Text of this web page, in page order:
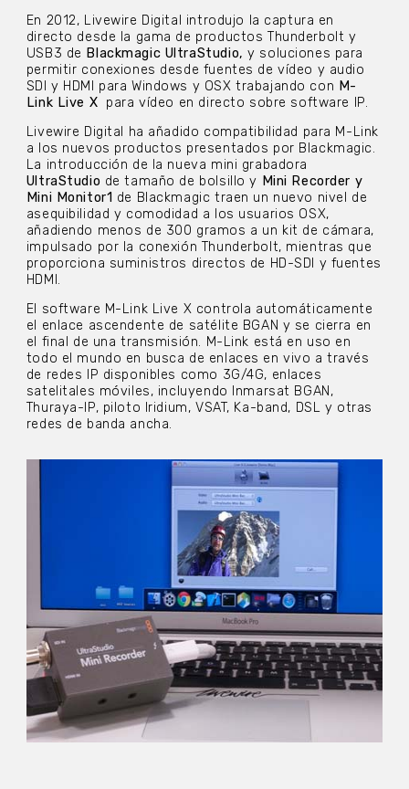
En 2012, Livewire Digital introdujo la captura en
directo desde la gama de productos Thunderbolt y
USB3 de Blackmagic UltraStudio, y soluciones para
permitir conexiones desde fuentes de vídeo y audio
SDI y HDMI para Windows y OSX trabajando con M-
Link Live X para vídeo en directo sobre software IP.
Livewire Digital ha añadido compatibilidad para M-Link
a los nuevos productos presentados por Blackmagic.
La introducción de la nueva mini grabadora
UltraStudio de tamaño de bolsillo y Mini Recorder y
Mini Monitor1 de Blackmagic traen un nuevo nivel de
asequibilidad y comodidad a los usuarios OSX,
añadiendo menos de 300 gramos a un kit de cámara,
impulsado por la conexión Thunderbolt, mientras que
proporciona suministros directos de HD-SDI y fuentes
HDMI.
El software M-Link Live X controla automáticamente
el enlace ascendente de satélite BGAN y se cierra en
el final de una transmisión. M-Link está en uso en
todo el mundo en busca de enlaces en vivo a través
de redes IP disponibles como 3G/4G, enlaces
satelitales móviles, incluyendo Inmarsat BGAN,
Thuraya-IP, piloto Iridium, VSAT, Ka-band, DSL y otras
redes de banda ancha.